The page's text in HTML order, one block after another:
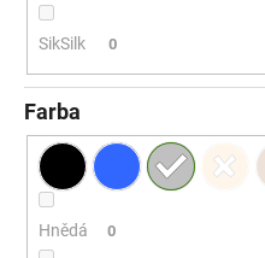
SikSilk 0
Farba
Hnědá 0